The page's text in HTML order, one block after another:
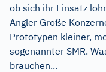
ob sich ihr Einsatz
Angler Große
Prototypen kleiner,
sogenannter SMR.
brauchen...